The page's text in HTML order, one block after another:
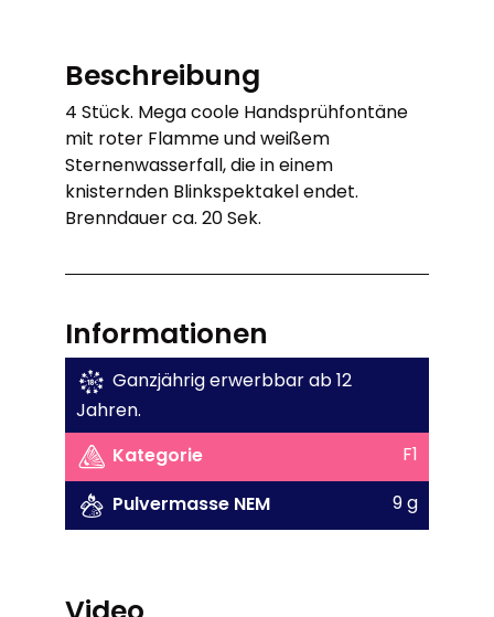
Beschreibung
4 Stück. Mega coole Handsprühfontäne
mit roter Flamme und weißem
Sternenwasserfall, die in einem
knisternden Blinkspektakel endet.
Brenndauer ca. 20 Sek.
Informationen
Ganzjährig erwerbbar ab 12
Jahren.
Kategorie
F1
Pulvermasse NEM
9 g